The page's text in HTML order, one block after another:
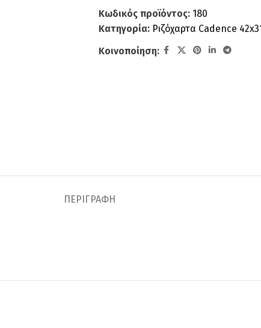
Κωδικός προϊόντος: 180
Κατηγορία: Ριζόχαρτα Cadence
Κοινοποίηση:
ΠΕΡΙΓΡΑΦΉ